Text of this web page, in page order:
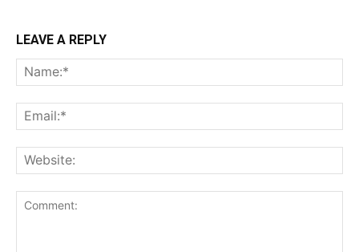
LEAVE A REPLY